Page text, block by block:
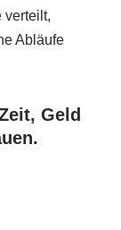
verteilt,
Abläufe
Geld